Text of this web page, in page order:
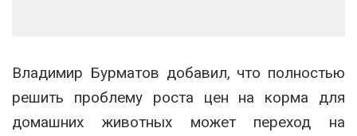
Владимир Бурматов добавил, что полностью
решить проблему роста цен на корма для
домашних животных может переход на